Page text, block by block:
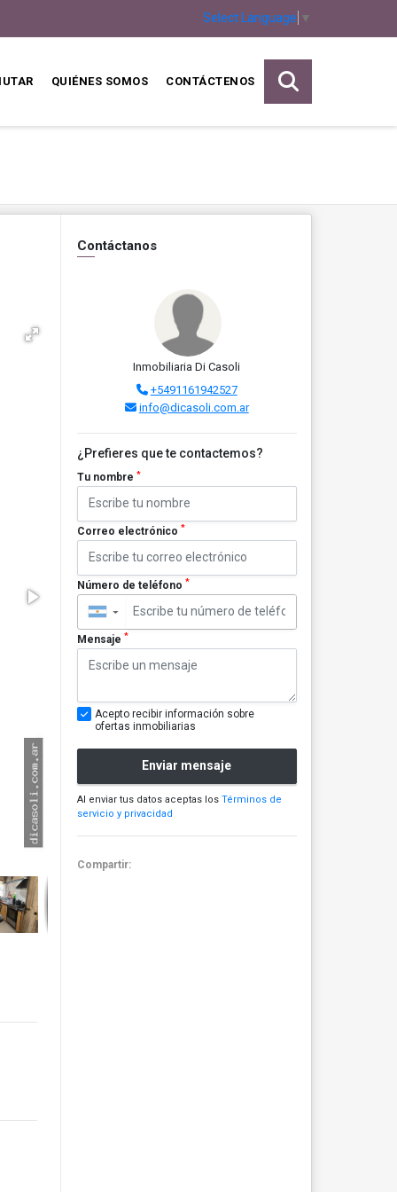
Select Language ▼
QUIÉNES SOMOS CONTÁCTENOS
Contáctanos
Inmobiliaria Di Casoli
+5491161942527
info@dicasoli.com.ar
¿Prefieres que te contactemos?
Tu nombre *
Correo electrónico *
Número de teléfono *
▼
Mensaje *
Acepto recibir información sobre
ofertas inmobiliarias
Enviar mensaje
Al enviar tus datos aceptas los Términos de
servicio y privacidad
Compartir: